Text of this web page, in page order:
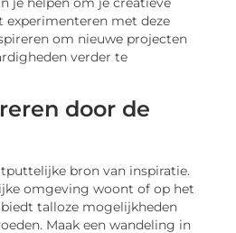
experimenteren met deze
om nieuwe projecten
verder te
door de
bron van inspiratie.
omgeving woont of op het
talloze mogelijkheden
Maak een wandeling in